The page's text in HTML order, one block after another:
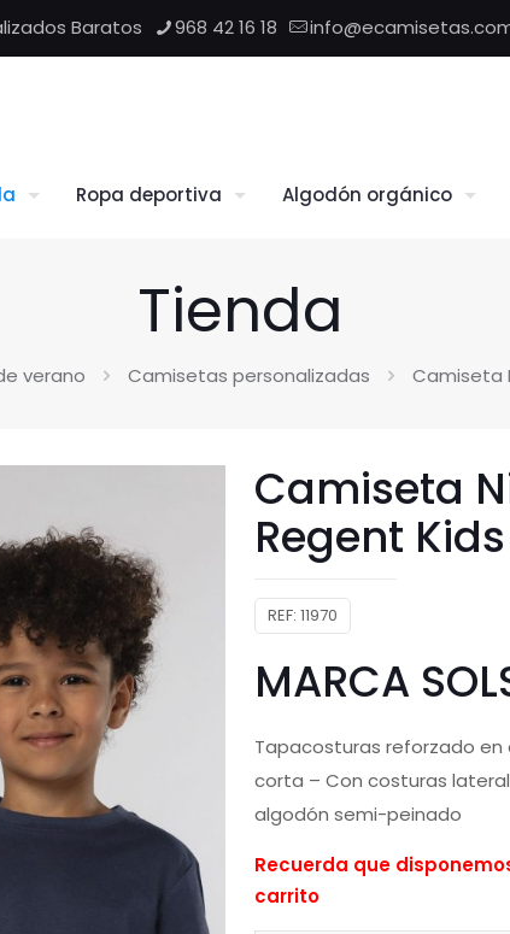
Baratos 968 42 16 18
Ropa deportiva Algodón orgánico
Tienda
verano Camisetas personalizadas Camiseta
Camiseta
Regent
REF: 11970
MARCA
Tapacosturas reforzado en
corta – Con costuras
algodón semi-peinado
Recuerda que
carrito